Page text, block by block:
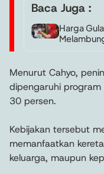
Baca Juga :
Harga
Menurut Cahyo,
dipengaruhi
30 persen.
Kebijakan tersebut
memanfaatkan
keluarga, maupun